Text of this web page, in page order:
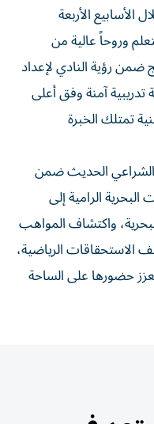
الأربعة
وروحاً عالية من
ضمن رؤية النادي لإعداد
آمنة وفق أعلى
تمتلك الخبرة
الشراعي الحديث ضمن
الرامية إلى
واكتشاف المواهب
الاستحقاقات الرياضية،
حضورها على الساحة